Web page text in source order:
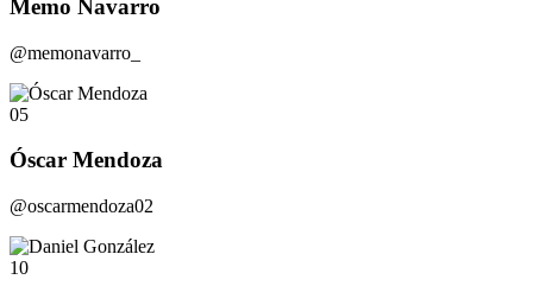
Memo Navarro
@memonavarro_
05
Óscar Mendoza
@oscarmendoza02
10